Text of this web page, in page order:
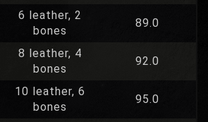
6 leather, 2
bones
89.0
8 leather, 4
bones
92.0
10 leather, 6
bones
95.0